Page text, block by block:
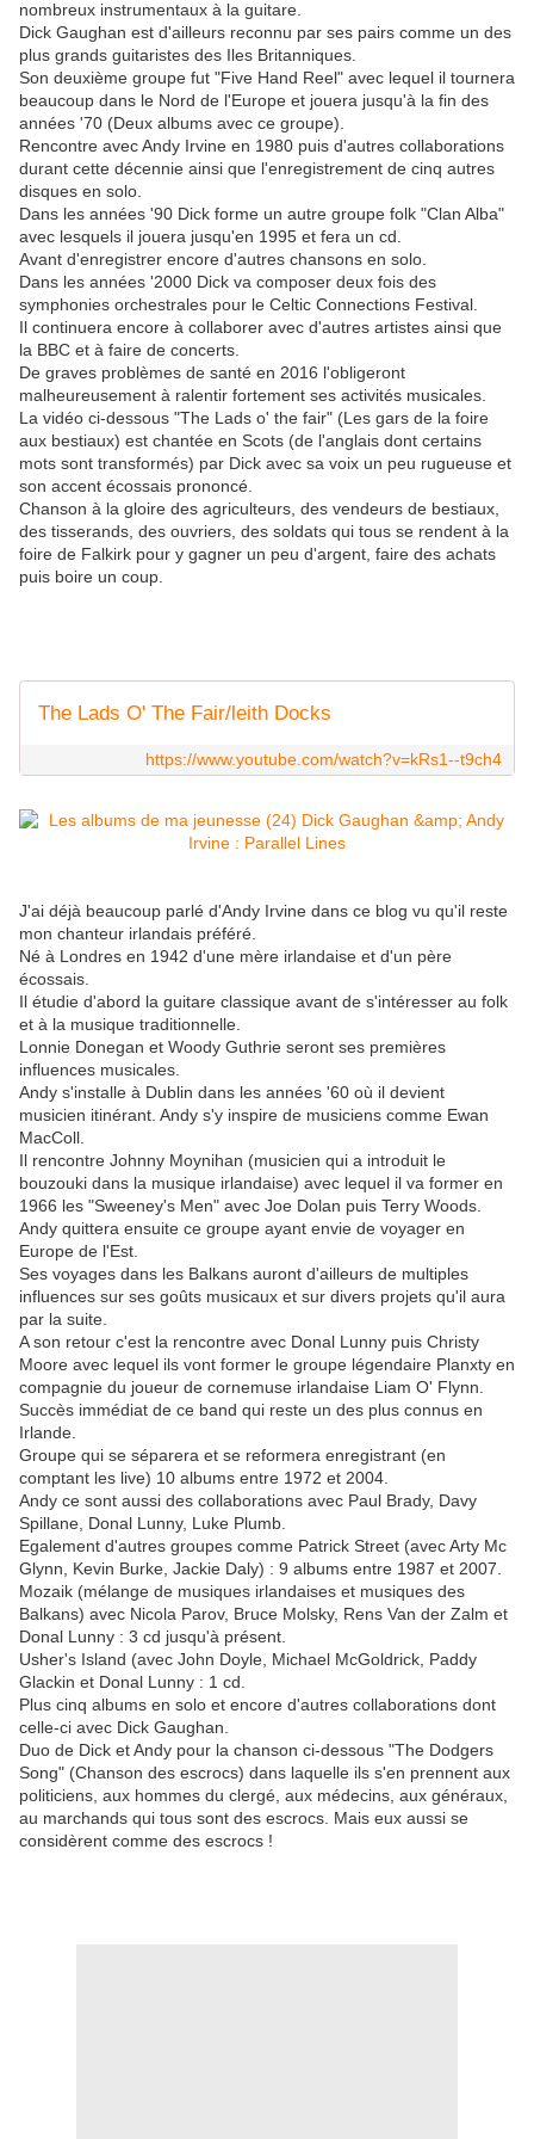
nombreux instrumentaux à la guitare.
Dick Gaughan est d'ailleurs reconnu par ses pairs comme un des
plus grands guitaristes des Iles Britanniques.
Son deuxième groupe fut "Five Hand Reel" avec lequel il tournera
beaucoup dans le Nord de l'Europe et jouera jusqu'à la fin des
années '70 (Deux albums avec ce groupe).
Rencontre avec Andy Irvine en 1980 puis d'autres collaborations
durant cette décennie ainsi que l'enregistrement de cinq autres
disques en solo.
Dans les années '90 Dick forme un autre groupe folk "Clan Alba"
avec lesquels il jouera jusqu'en 1995 et fera un cd.
Avant d'enregistrer encore d'autres chansons en solo.
Dans les années '2000 Dick va composer deux fois des
symphonies orchestrales pour le Celtic Connections Festival.
Il continuera encore à collaborer avec d'autres artistes ainsi que
la BBC et à faire de concerts.
De graves problèmes de santé en 2016 l'obligeront
malheureusement à ralentir fortement ses activités musicales.
La vidéo ci-dessous "The Lads o' the fair" (Les gars de la foire
aux bestiaux) est chantée en Scots (de l'anglais dont certains
mots sont transformés) par Dick avec sa voix un peu rugueuse et
son accent écossais prononcé.
Chanson à la gloire des agriculteurs, des vendeurs de bestiaux,
des tisserands, des ouvriers, des soldats qui tous se rendent à la
foire de Falkirk pour y gagner un peu d'argent, faire des achats
puis boire un coup.
The Lads O' The Fair/leith Docks
https://www.youtube.com/watch?v=kRs1--t9ch4
J'ai déjà beaucoup parlé d'Andy Irvine dans ce blog vu qu'il reste
mon chanteur irlandais préféré.
Né à Londres en 1942 d'une mère irlandaise et d'un père
écossais.
Il étudie d'abord la guitare classique avant de s'intéresser au folk
et à la musique traditionnelle.
Lonnie Donegan et Woody Guthrie seront ses premières
influences musicales.
Andy s'installe à Dublin dans les années '60 où il devient
musicien itinérant. Andy s'y inspire de musiciens comme Ewan
MacColl.
Il rencontre Johnny Moynihan (musicien qui a introduit le
bouzouki dans la musique irlandaise) avec lequel il va former en
1966 les "Sweeney's Men" avec Joe Dolan puis Terry Woods.
Andy quittera ensuite ce groupe ayant envie de voyager en
Europe de l'Est.
Ses voyages dans les Balkans auront d'ailleurs de multiples
influences sur ses goûts musicaux et sur divers projets qu'il aura
par la suite.
A son retour c'est la rencontre avec Donal Lunny puis Christy
Moore avec lequel ils vont former le groupe légendaire Planxty en
compagnie du joueur de cornemuse irlandaise Liam O' Flynn.
Succès immédiat de ce band qui reste un des plus connus en
Irlande.
Groupe qui se séparera et se reformera enregistrant (en
comptant les live) 10 albums entre 1972 et 2004.
Andy ce sont aussi des collaborations avec Paul Brady, Davy
Spillane, Donal Lunny, Luke Plumb.
Egalement d'autres groupes comme Patrick Street (avec Arty Mc
Glynn, Kevin Burke, Jackie Daly) : 9 albums entre 1987 et 2007.
Mozaik (mélange de musiques irlandaises et musiques des
Balkans) avec Nicola Parov, Bruce Molsky, Rens Van der Zalm et
Donal Lunny : 3 cd jusqu'à présent.
Usher's Island (avec John Doyle, Michael McGoldrick, Paddy
Glackin et Donal Lunny : 1 cd.
Plus cinq albums en solo et encore d'autres collaborations dont
celle-ci avec Dick Gaughan.
Duo de Dick et Andy pour la chanson ci-dessous "The Dodgers
Song" (Chanson des escrocs) dans laquelle ils s'en prennent aux
politiciens, aux hommes du clergé, aux médecins, aux généraux,
au marchands qui tous sont des escrocs. Mais eux aussi se
considèrent comme des escrocs !